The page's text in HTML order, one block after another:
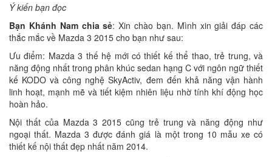
Ý kiến bạn đọc
Bạn Khánh Nam chia sẻ: Xin chào bạn. Mình xin giải đáp các
thắc mắc về Mazda 3 2015 cho bạn như sau:
Ưu điểm: Mazda 3 thế hệ mới có thiết kế thể thao, trẻ trung, và
năng động nhất trong phân khúc sedan hạng C với ngôn ngữ thiết
kế KODO và công nghệ SkyActiv, đem đến khả năng vận hành
linh hoạt, mạnh mẽ và tiết kiệm nhiên liệu nhờ tính khí động học
hoàn hảo.
Nội thất của Mazda 3 2015 cũng trẻ trung và năng động như
ngoại thất. Mazda 3 được đánh giá là một trong 10 mẫu xe có
thiết kế nội thất đẹp nhất năm 2014.